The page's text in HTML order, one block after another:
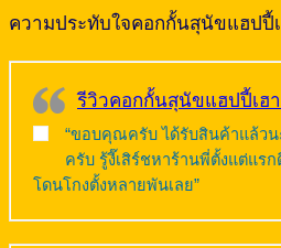
ความประทับใจคอกกั้นสุนัขแฮปปี้
รีวิวคอกกั้นสุนัขแฮปปี้เฮ
“ขอบคุณครับ ได้รับสินค้าแล้ว
ครับ รู้งี๊เสิร์ชหาร้านพี่ตั้งแต่แร
โดนโกงตั้งหลายพันเลย”